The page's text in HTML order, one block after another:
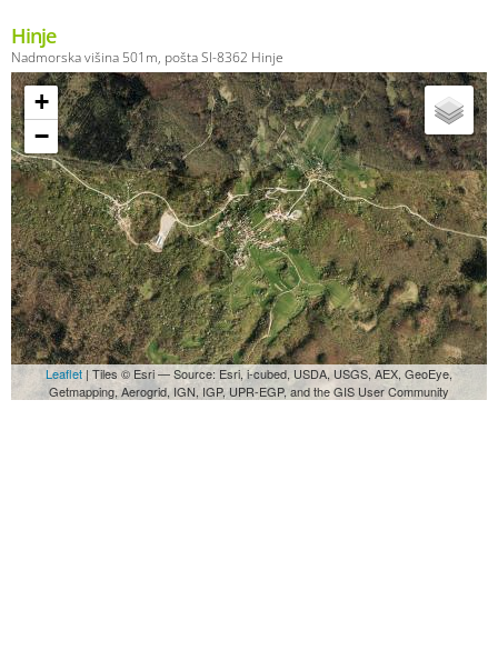
Hinje
Nadmorska višina 501m, pošta SI-8362 Hinje
+
−
Leaflet | Tiles © Esri — Source: Esri, i-cubed, USDA, USGS, AEX, GeoEye,
Getmapping, Aerogrid, IGN, IGP, UPR-EGP, and the GIS User Community